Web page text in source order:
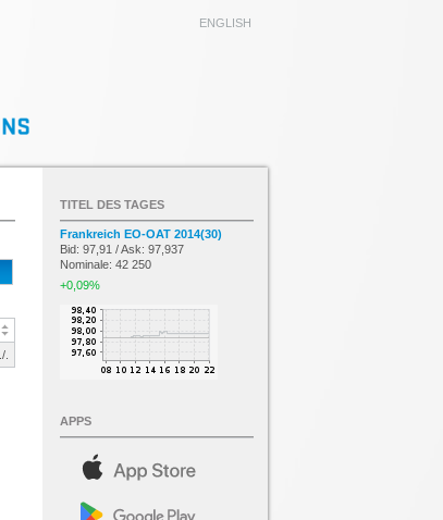
ENGLISH
./.
TITEL DES TAGES
Frankreich EO-OAT 2014(30)
Bid: 97,91 / Ask: 97,937
Nominale: 42 250
+0,09%
APPS